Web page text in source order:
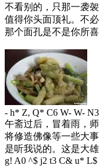
不看别的，只那一袭
值得你头面顶礼。不
那个面孔是不是你所喜
- h* Z, Q* C6 W- W-
午斋过后，冒着雨，
将修造佛像等一些大
是听我说的。这是大
g! A0 ^$ j2 t3 C& u* L$